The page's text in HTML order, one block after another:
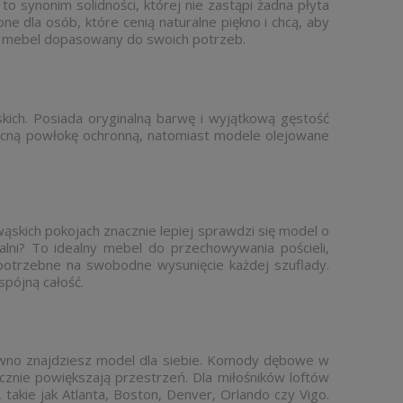
synonim solidności, której nie zastąpi żadna płyta
dla osób, które cenią naturalne piękno i chcą, aby
dopasowany do swoich potrzeb.
Posiada oryginalną barwę i wyjątkową gęstość
powłokę ochronną, natomiast modele olejowane
pokojach znacznie lepiej sprawdzi się model o
To idealny mebel do przechowywania pościeli,
na swobodne wysunięcie każdej szuflady.
całość.
znajdziesz model dla siebie. Komody dębowe w
powiększają przestrzeń. Dla miłośników loftów
jak Atlanta, Boston, Denver, Orlando czy Vigo.